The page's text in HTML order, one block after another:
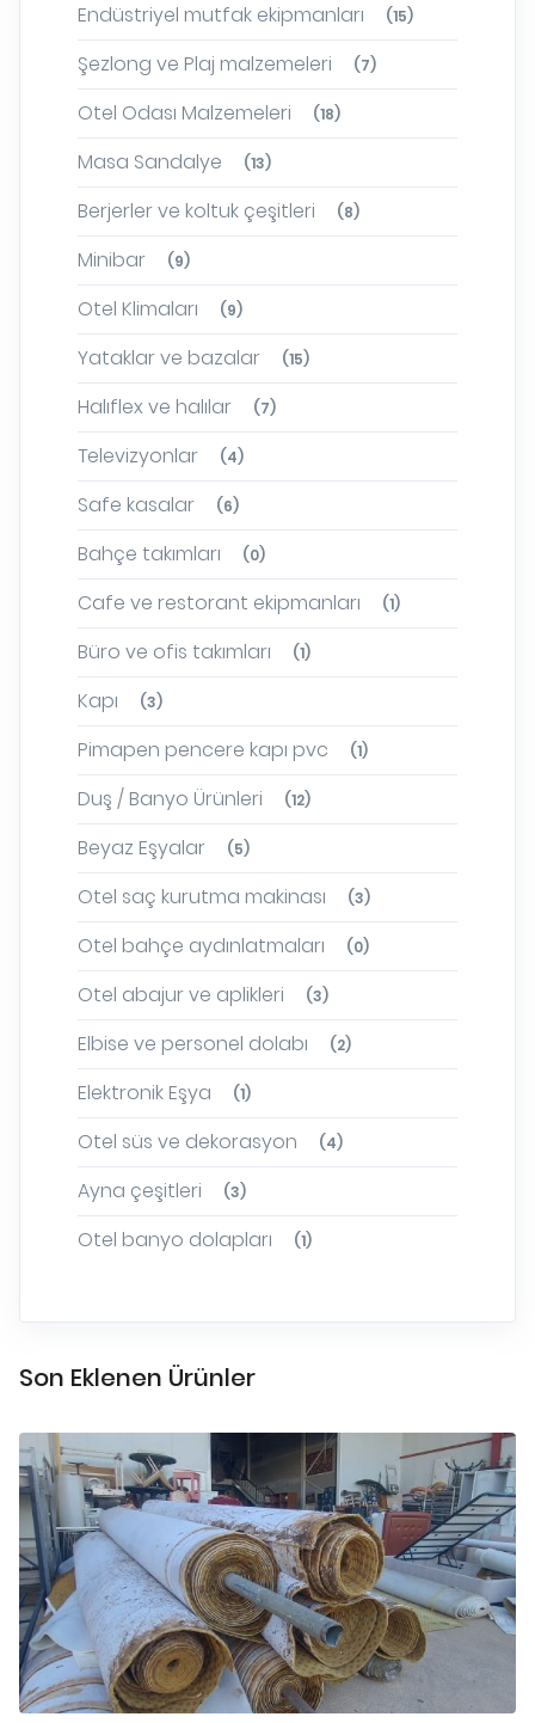
Endüstriyel mutfak ekipmanları (15)
Şezlong ve Plaj malzemeleri (7)
Otel Odası Malzemeleri (18)
Masa Sandalye (13)
Berjerler ve koltuk çeşitleri (8)
Minibar (9)
Otel Klimaları (9)
Yataklar ve bazalar (15)
Halıflex ve halılar (7)
Televizyonlar (4)
Safe kasalar (6)
Bahçe takımları (0)
Cafe ve restorant ekipmanları (1)
Büro ve ofis takımları (1)
Kapı (3)
Pimapen pencere kapı pvc (1)
Duş / Banyo Ürünleri (12)
Beyaz Eşyalar (5)
Otel saç kurutma makinası (3)
Otel bahçe aydınlatmaları (0)
Otel abajur ve aplikleri (3)
Elbise ve personel dolabı (2)
Elektronik Eşya (1)
Otel süs ve dekorasyon (4)
Ayna çeşitleri (3)
Otel banyo dolapları (1)
Son Eklenen Ürünler